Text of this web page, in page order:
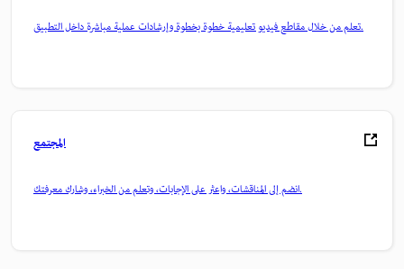
تعلم من خلال مقاطع فيديو تعليمية خطوة بخطوة وإرشادات عملية مباشرة داخل التطبيق.
المجتمع
انضم إلى المناقشات، واعثر على الإجابات، وتعلم من الخبراء، وشارك معرفتك.